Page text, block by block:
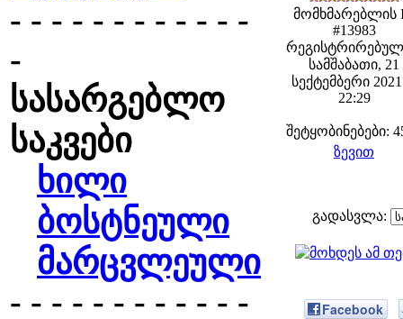
- - - - - - - - - - - -
-
სასარგებლო
საკვები
ხილი
ბოსტნეული
მარცვლეული
- - - - - - - - - - - -
მომხმარებლის
#13983
სამშაბათი, 21
სექტემბერი
22:29
შეტყობინებები:
ზევით
გადასვლა:
Facebook